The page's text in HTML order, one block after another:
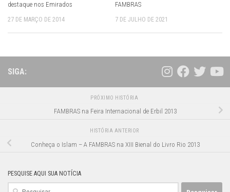
destaque nos Emirados
27 DE MARÇO DE 2014
FAMBRAS
7 DE JULHO DE 2021
SIGA:
PRÓXIMO HISTÓRIA
FAMBRAS na Feira Internacional de Erbil 2013
HISTÓRIA ANTERIOR
Conheça o Islam – A FAMBRAS na XIII Bienal do Livro Rio 2013
PESQUISE AQUI SUA NOTÍCIA
Pesquisar